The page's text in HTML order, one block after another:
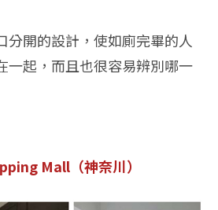
分開的設計，使如廁完畢的人
一起，而且也很容易辨別哪一
Mall（神奈川）